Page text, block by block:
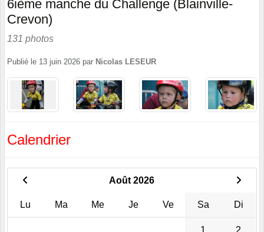
6ième manche du Challenge (Blainville-
Crevon)
131 photos
Publié le 13 juin 2026 par Nicolas LESEUR
Calendrier
Août 2026
Lu Ma Me Je Ve Sa Di
1 2